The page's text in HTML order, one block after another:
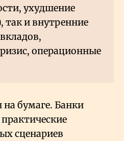
ухудшение
и внутренние
операционные
бумаге. Банки
сценариев